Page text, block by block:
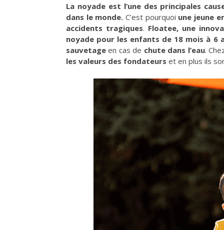
La noyade est l’une des principales
dans le monde. C’est pourquoi une jeune
accidents tragiques. Floatee, une
noyade pour les enfants de 18 mois à 6
sauvetage en cas de chute dans l’eau.
les valeurs des fondateurs et en plus ils